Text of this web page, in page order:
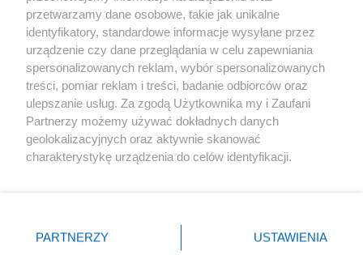
Kultura
X Facebook Instagram Youtube
przetwarzamy dane osobowe, takie jak unikalne
identyfikatory, standardowe informacje wysyłane przez
urządzenie czy dane przeglądania w celu zapewniania
spersonalizowanych reklam, wybór spersonalizowanych
treści, pomiar reklam i treści, badanie odbiorców oraz
ulepszanie usług. Za zgodą Użytkownika my i Zaufani
Partnerzy możemy używać dokładnych danych
geolokalizacyjnych oraz aktywnie skanować
charakterystykę urządzenia do celów identyfikacji.
zmienić/wycofać klikając przycisk ustawień prywatności
znajdujący się w lewym dolnym rogu strony
PARTNERZY USTAWIENIA